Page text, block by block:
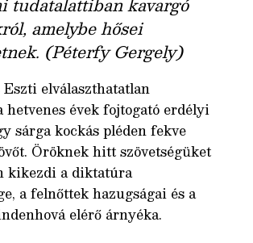
amelybe hősei
(Péterfy Gergely)
elválaszthatatlan
hetvenes évek fojtogató erdélyi
sárga kockás pléden fekve
Öröknek hitt szövetségüket
kikezdi a diktatúra
a felnőttek hazugságai és a
elérő árnyéka.